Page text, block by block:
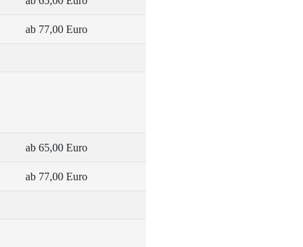
ab 77,00 Euro
ab 65,00 Euro
ab 77,00 Euro